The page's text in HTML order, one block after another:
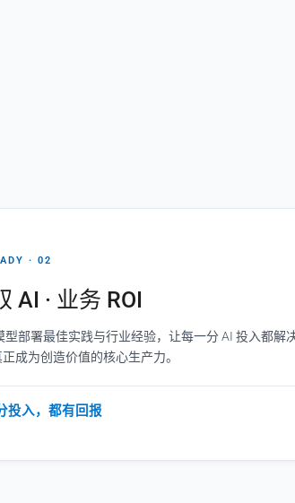
· 02
AI · 业务 ROI
型部署最佳实践与行业经验，让每一分 AI 投入都解
成为创造价值的核心生产力。
投入，都有回报